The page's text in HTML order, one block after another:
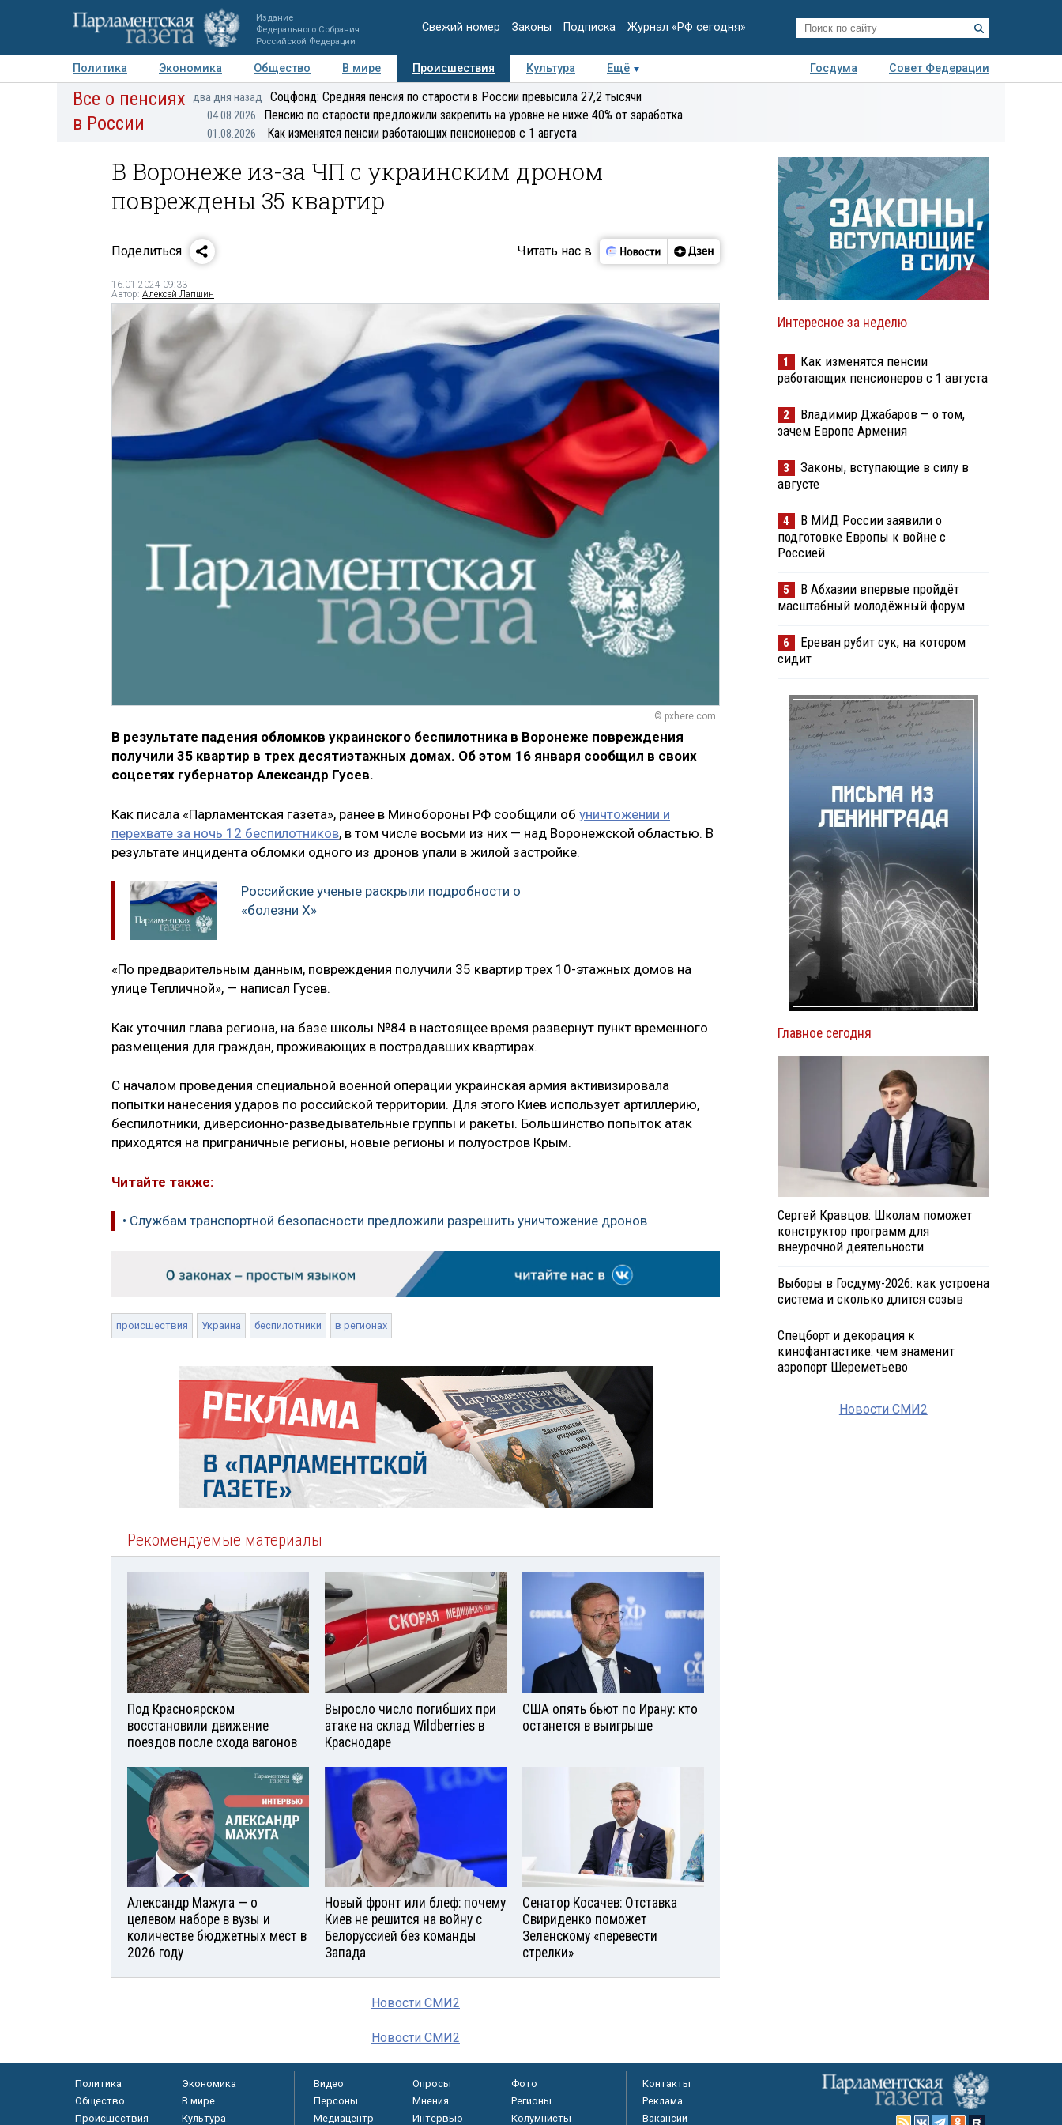
Издание
Федерального Собрания
Российской Федерации
Свежий номер Законы Подписка Журнал «РФ сегодня»
Политика Экономика Общество В мире Происшествия Культура Ещё Госдума
Совет Федерации
Авторы Персоны Мнения Регионы Медиацентр Интервью Колумнисты
Все о пенсиях
в России
два дня назад Соцфонд: Средняя пенсия по старости в России превысила 27,2 тысячи
04.08.2026 Пенсию по старости предложили закрепить на уровне не ниже 40% от заработка
01.08.2026 Как изменятся пенсии работающих пенсионеров с 1 августа
В Воронеже из-за ЧП с украинским дроном
повреждены 35 квартир
Поделиться Читать нас в
16.01.2024 09:33
Автор: Алексей Лапшин
© pxhere.com
В результате падения обломков украинского беспилотника в Воронеже повреждения
получили 35 квартир в трех десятиэтажных домах. Об этом 16 января сообщил в своих
соцсетях губернатор Александр Гусев.
Как писала «Парламентская газета», ранее в Минобороны РФ сообщили об уничтожении и
перехвате за ночь 12 беспилотников, в том числе восьми из них — над Воронежской областью. В
результате инцидента обломки одного из дронов упали в жилой застройке.
Российские ученые раскрыли подробности о
«болезни Х»
«По предварительным данным, повреждения получили 35 квартир трех 10-этажных домов на
улице Тепличной», — написал Гусев.
Как уточнил глава региона, на базе школы №84 в настоящее время развернут пункт временного
размещения для граждан, проживающих в пострадавших квартирах.
С началом проведения специальной военной операции украинская армия активизировала
попытки нанесения ударов по российской территории. Для этого Киев использует артиллерию,
беспилотники, диверсионно-разведывательные группы и ракеты. Большинство попыток атак
приходятся на приграничные регионы, новые регионы и полуостров Крым.
Читайте также:
• Службам транспортной безопасности предложили разрешить уничтожение дронов
происшествия Украина беспилотники в регионах
Рекомендуемые материалы
Под Красноярском
восстановили движение
поездов после схода вагонов
Выросло число погибших при
атаке на склад Wildberries в
Краснодаре
США опять бьют по Ирану: кто
останется в выигрыше
Александр Мажуга — о
целевом наборе в вузы и
количестве бюджетных мест в
2026 году
Новый фронт или блеф: почему
Киев не решится на войну с
Белоруссией без команды
Запада
Сенатор Косачев: Отставка
Свириденко поможет
Зеленскому «перевести
стрелки»
Новости СМИ2
Новости СМИ2
Интересное за неделю
1
Как изменятся пенсии
работающих пенсионеров с 1 августа
2
Владимир Джабаров — о том,
зачем Европе Армения
3
Законы, вступающие в силу в
августе
4
В МИД России заявили о
подготовке Европы к войне с
Россией
5
В Абхазии впервые пройдёт
масштабный молодёжный форум
6
Ереван рубит сук, на котором
сидит
Главное сегодня
Сергей Кравцов: Школам поможет
конструктор программ для
внеурочной деятельности
Выборы в Госдуму-2026: как устроена
система и сколько длится созыв
Спецборт и декорация к
кинофантастике: чем знаменит
аэропорт Шереметьево
Новости СМИ2
Политика
Экономика
Общество
В мире
Происшествия
Культура
Видео Опросы
Фото
Персоны
Мнения
Регионы
Медиацентр
Интервью Колумнисты
Контакты
Реклама
Вакансии